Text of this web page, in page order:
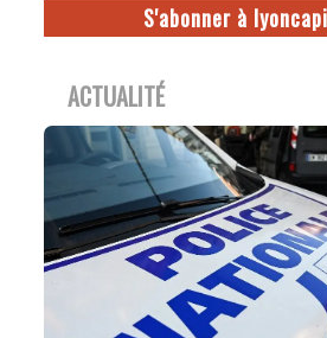
S'abonner à
ACTUALITÉ